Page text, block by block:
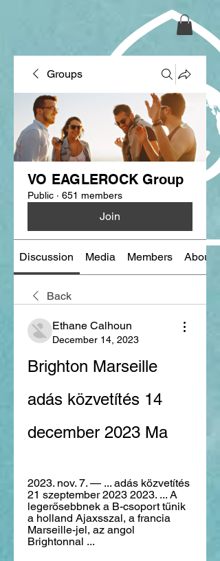
Groups
VO EAGLEROCK Group
Public · 651 members
Join
Discussion Media Members About
Back
Ethane Calhoun
December 14, 2023
Brighton Marseille
adás közvetítés 14
december 2023 Ma
2023. nov. 7. — ... adás közvetítés
21 szeptember 2023 2023. ... A
legerősebbnek a B-csoport tűnik
a holland Ajaxsszal, a francia
Marseille-jel, az angol
Brightonnal ...